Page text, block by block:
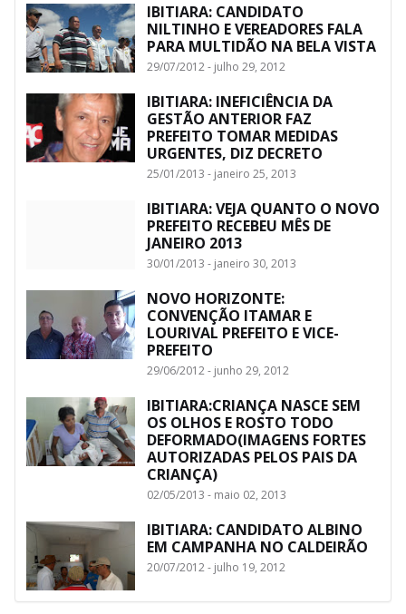
IBITIARA: CANDIDATO
NILTINHO E VEREADORES FALA
PARA MULTIDÃO NA BELA VISTA
29/07/2012 - julho 29, 2012
IBITIARA: INEFICIÊNCIA DA
GESTÃO ANTERIOR FAZ
PREFEITO TOMAR MEDIDAS
URGENTES, DIZ DECRETO
25/01/2013 - janeiro 25, 2013
IBITIARA: VEJA QUANTO O NOVO
PREFEITO RECEBEU MÊS DE
JANEIRO 2013
30/01/2013 - janeiro 30, 2013
NOVO HORIZONTE:
CONVENÇÃO ITAMAR E
LOURIVAL PREFEITO E VICE-
PREFEITO
29/06/2012 - junho 29, 2012
IBITIARA:CRIANÇA NASCE SEM
OS OLHOS E ROSTO TODO
DEFORMADO(IMAGENS FORTES
AUTORIZADAS PELOS PAIS DA
CRIANÇA)
02/05/2013 - maio 02, 2013
IBITIARA: CANDIDATO ALBINO
EM CAMPANHA NO CALDEIRÃO
20/07/2012 - julho 19, 2012